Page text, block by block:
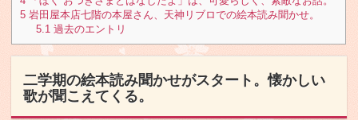
5 岩田屋本店七階の本屋さん、天神リブロでの絵本読み聞かせ。
5.1 過去のエントリ
二学期の絵本読み聞かせがスタート。懐かしい
歌が聞こえてくる。